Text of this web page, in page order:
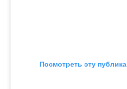
Посмотреть эту